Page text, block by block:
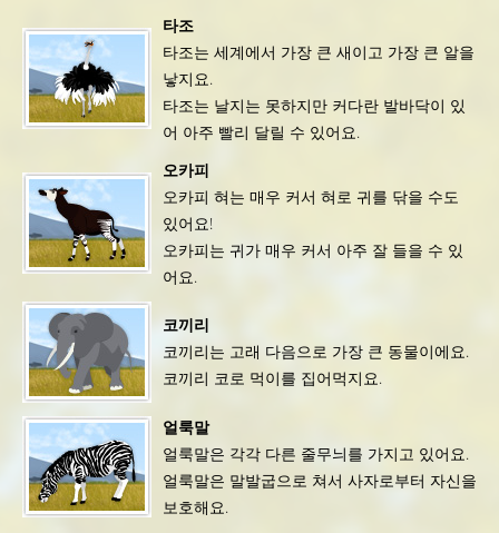
타조
타조는 세계에서 가장 큰 새이고 가장 큰 알을
낳지요.
타조는 날지는 못하지만 커다란 발바닥이 있
어 아주 빨리 달릴 수 있어요.
오카피
오카피 혀는 매우 커서 혀로 귀를 닦을 수도
있어요!
오카피는 귀가 매우 커서 아주 잘 들을 수 있
어요.
코끼리
코끼리는 고래 다음으로 가장 큰 동물이에요.
코끼리 코로 먹이를 집어먹지요.
얼룩말
얼룩말은 각각 다른 줄무늬를 가지고 있어요.
얼룩말은 말발굽으로 쳐서 사자로부터 자신을
보호해요.